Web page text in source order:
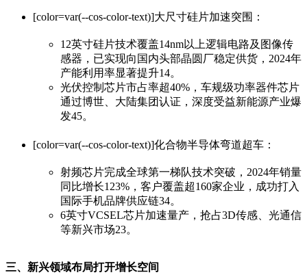
[color=var(--cos-color-text)]‌大尺寸硅片加速突围‌：
12英寸硅片技术覆盖14nm以上逻辑电路及图像传
感器，已实现向国内头部晶圆厂稳定供货，2024年
产能利用率显著提升‌14。
光伏控制芯片市占率超40%，车规级功率器件芯片
通过博世、大陆集团认证，深度受益新能源产业爆
发‌45。
[color=var(--cos-color-text)]‌化合物半导体弯道超车‌：
射频芯片完成全球第一梯队技术突破，2024年销量
同比增长123%，客户覆盖超160家企业，成功打入
国际手机品牌供应链‌34。
6英寸VCSEL芯片加速量产，抢占3D传感、光通信
等新兴市场‌23。
三、新兴领域布局打开增长空间